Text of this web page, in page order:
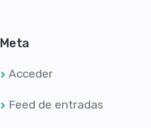
Meta
Acceder
Feed de entradas